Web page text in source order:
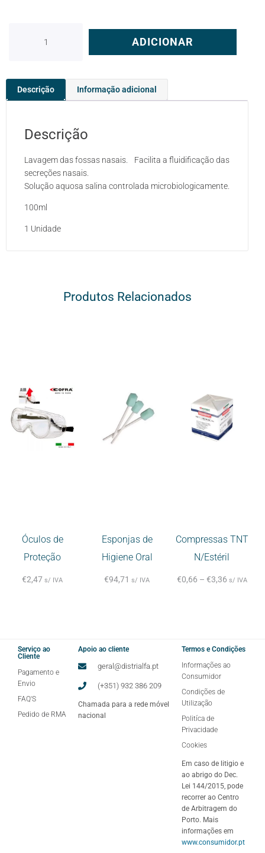
ADICIONAR
Descrição Informação adicional
Descrição
Lavagem das fossas nasais. Facilita a fluidificação das
secreções nasais.
Solução aquosa salina controlada microbiologicamente.
100ml
1 Unidade
Produtos Relacionados
Óculos de
Proteção
€2,47 s/ IVA
Esponjas de
Higiene Oral
€94,71 s/ IVA
Compressas TNT
N/Estéril
€0,66 – €3,36 s/ IVA
Serviço ao
Cliente
Pagamento e
Envio
FAQ'S
Pedido de RMA
Apoio ao cliente
geral@distrialfa.pt
(+351) 932 386 209
Chamada para a rede móvel
nacional
Termos e Condições
Informações ao
Consumidor
Condições de
Utilização
Politíca de
Privacidade
Cookies
Em caso de litigio e
ao abrigo do Dec.
Lei 144/2015, pode
recorrer ao Centro
de Arbitragem do
Porto. Mais
informações em
www.consumidor.pt